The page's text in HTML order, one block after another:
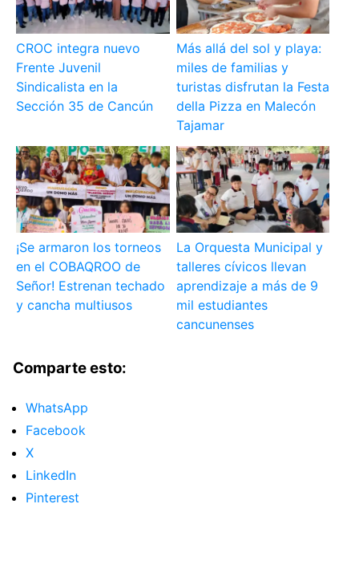
CROC integra nuevo
Frente Juvenil
Sindicalista en la
Sección 35 de Cancún
Más allá del sol y playa:
miles de familias y
turistas disfrutan la Festa
della Pizza en Malecón
Tajamar
¡Se armaron los torneos
en el COBAQROO de
Señor! Estrenan techado
y cancha multiusos
La Orquesta Municipal y
talleres cívicos llevan
aprendizaje a más de 9
mil estudiantes
cancunenses
Comparte esto:
WhatsApp
Facebook
X
LinkedIn
Pinterest